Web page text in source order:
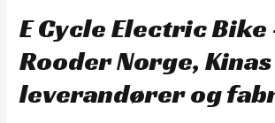
E Cycle Electric Bike
Rooder Norge, Kinas
leverandører og